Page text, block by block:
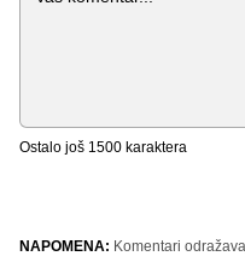
Ostalo još 1500 karaktera
NAPOMENA: Komentari